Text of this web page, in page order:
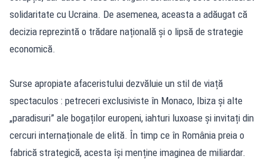
solidaritate cu Ucraina. De asemenea, aceasta a adăugat că
decizia reprezintă o trădare națională și o lipsă de strategie
economică.
Surse apropiate afaceristului dezvăluie un stil de viață
spectaculos : petreceri exclusiviste în Monaco, Ibiza și alte
„paradisuri” ale bogaților europeni, iahturi luxoase și invitați din
cercuri internaționale de elită. În timp ce în România preia o
fabrică strategică, acesta își menține imaginea de miliardar.